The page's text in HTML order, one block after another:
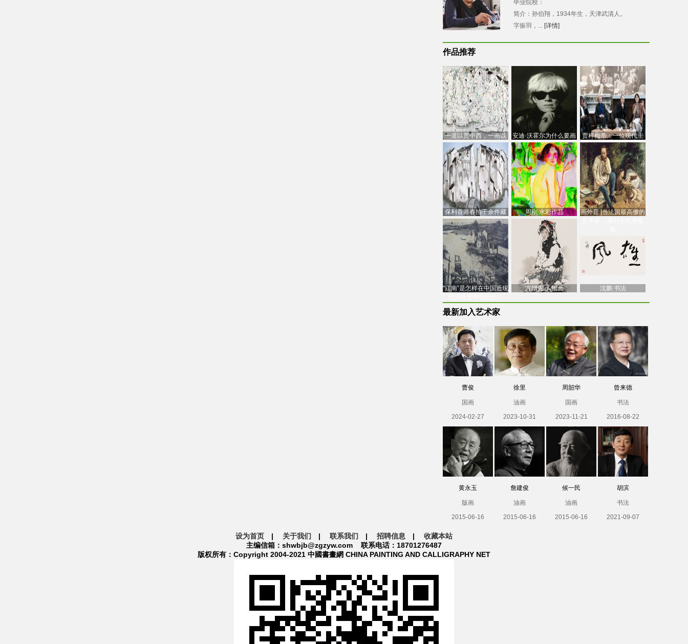
毕业院校：
简介：孙伯翔，1934年生，天津武清人。
字振羽，... [详情]
作品推荐
一道以贯中西，一画以
通古今：吴冠中的绘画
创
安迪·沃霍尔为什么要画
芭比
贾科梅蒂：一位现代主
义的“当代”艺术家
保利香港春拍千余件藏
品估价逾7亿港元，吴冠
中
周刚 水彩作品
画外音 |当法国最高傲的
“江南”是怎样在中国近现
方增先 人物画 沈鹏 书法
最新加入艺术家
曹俊
国画
2024-02-27
徐里
油画
2023-10-31
周韶华
国画
2023-11-21
曾来德
书法
2016-08-22
黄永玉
版画
2015-06-16
詹建俊
油画
2015-06-16
候一民
油画
2015-06-16
胡滨
书法
2021-09-07
设为首页 | 关于我们 | 联系我们 | 招聘信息 | 收藏本站
主编信箱：shwbjb@zgzyw.com 联系电话：18701276487
版权所有：Copyright 2004-2021 中國書畫網 CHINA PAINTING AND CALLIGRAPHY NET